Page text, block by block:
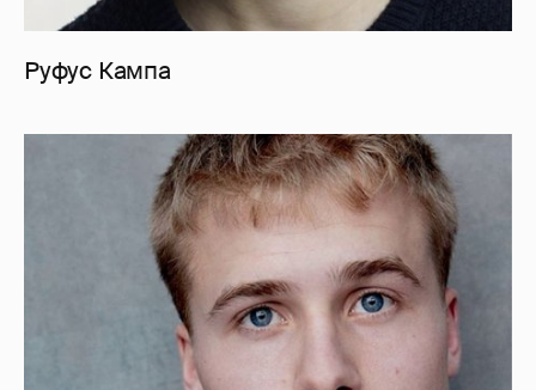
Руфус Кампа